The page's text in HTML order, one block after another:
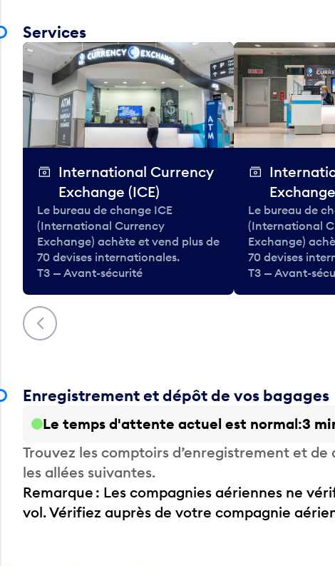
Services
Précédent
International Currency
Exchange (ICE)
Le bureau de change ICE
(International Currency
Exchange) achète et vend plus de
70 devises internationales.
T3 — Avant-sécurité
Le bureau de
(International
Exchange)
70 devises
T3 — Avant-
Enregistrement et dépôt de vos bagages
Le temps d'attente actuel est normal 3
Trouvez les comptoirs d’enregistrement et
les allées suivantes.
Remarque : Les compagnies aériennes ne
vol. Vérifiez auprès de votre compagnie